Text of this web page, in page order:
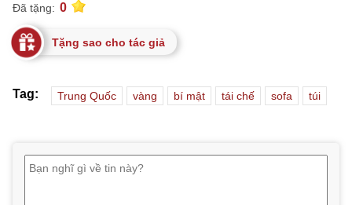
Đã tặng: 0
Tặng sao cho tác giả
Tag: Trung Quốc vàng bí mật tái chế sofa túi